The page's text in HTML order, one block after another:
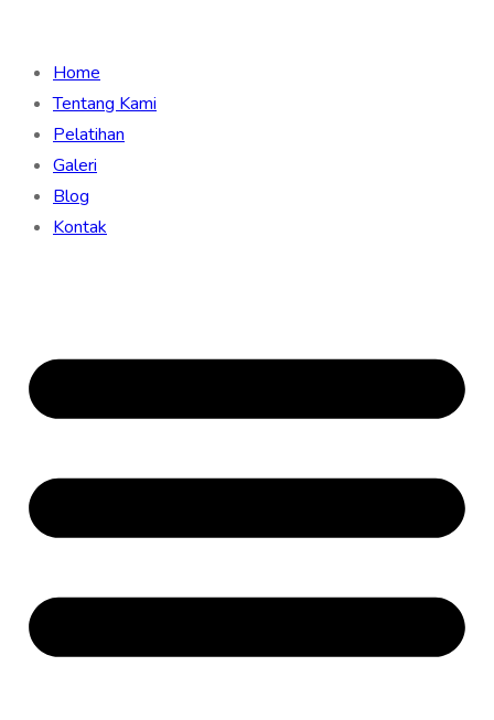
Home
Tentang Kami
Pelatihan
Galeri
Blog
Kontak